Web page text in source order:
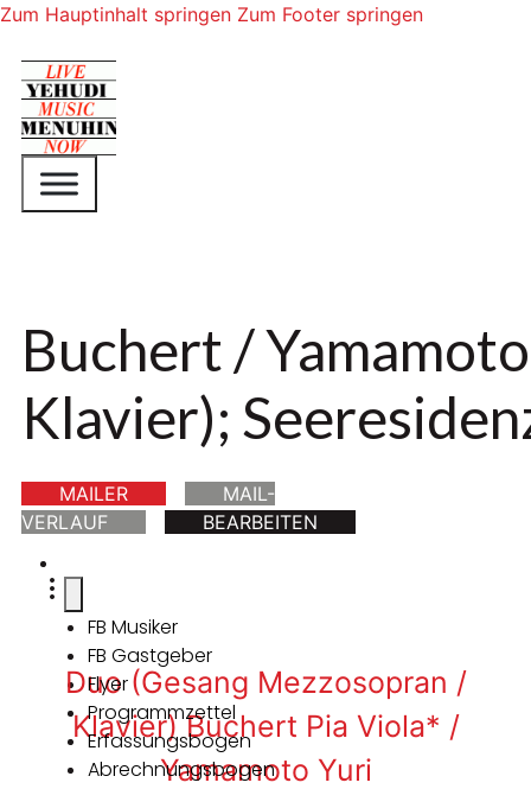
Zum Hauptinhalt springen Zum Footer springen
Buchert /
Klavier);
MAILER
MAIL-
VERLAUF
BEARBEITEN
FB Musiker
FB Gastgeber
Flyer
Programmzettel
Erfassungsbogen
Abrechnungsbogen
Duo (Gesang Mezzosopran /
Klavier) Buchert Pia Viola* /
Yamamoto Yuri